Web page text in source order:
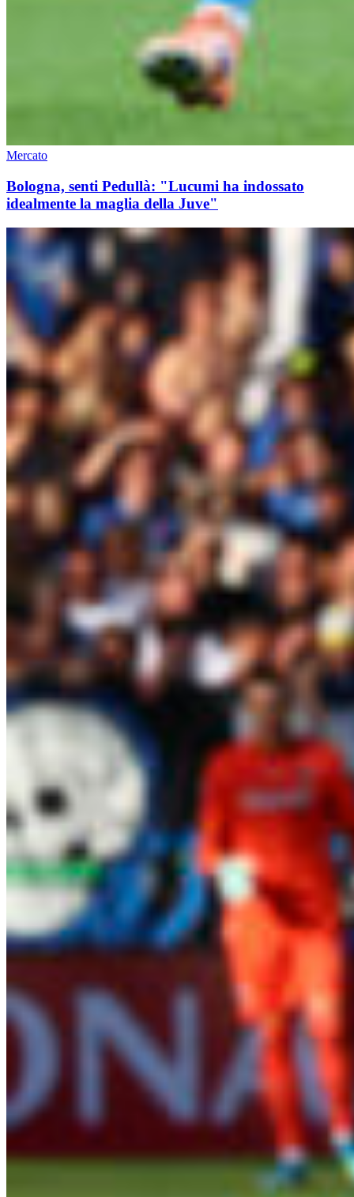
Mercato
Bologna, senti Pedullà: "Lucumi ha indossato
idealmente la maglia della Juve"